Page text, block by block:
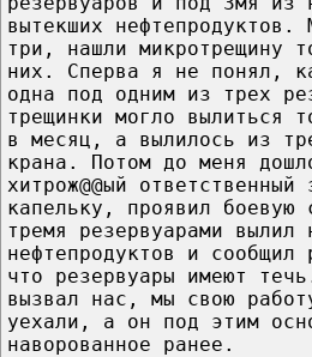
вытекших нефтепродуктов.
три, нашли микротрещину
них. Сперва я не понял,
одна под одним из трех
трещинки могло вылиться
в месяц, а вылилось из
крана. Потом до меня
хитрож@@ый
капельку, проявил боевую
тремя резервуарами вылил
нефтепродуктов и сообщил
что резервуары имеют
вызвал нас, мы свою
уехали, а он под этим
наворованное ранее.